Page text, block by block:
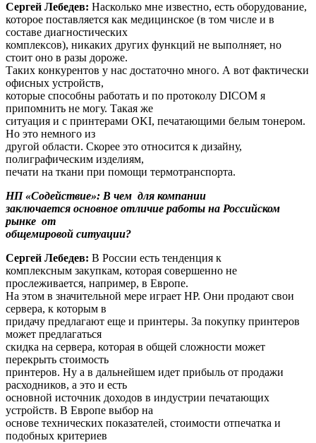
Сергей Лебедев: Насколько мне известно, есть оборудование,
которое поставляется как медицинское (в том числе и в
составе диагностических
комплексов), никаких других функций не выполняет, но
стоит оно в разы дороже.
Таких конкурентов у нас достаточно много. А вот фактически
офисных устройств,
которые способны работать и по протоколу DICOM я
припомнить не могу. Такая же
ситуация и с принтерами OKI, печатающими белым тонером.
Но это немного из
другой области. Скорее это относится к дизайну,
полиграфическим изделиям,
печати на ткани при помощи термотранспорта.
НП «Содействие»: В чем для компании
заключается основное отличие работы на Российском
рынке от
общемировой ситуации?
Сергей Лебедев: В России есть тенденция к
комплексным закупкам, которая совершенно не
прослеживается, например, в Европе.
На этом в значительной мере играет HP. Они продают свои
сервера, к которым в
придачу предлагают еще и принтеры. За покупку принтеров
может предлагаться
скидка на сервера, которая в общей сложности может
перекрыть стоимость
принтеров. Ну а в дальнейшем идет прибыль от продажи
расходников, а это и есть
основной источник доходов в индустрии печатающих
устройств. В Европе выбор на
основе технических показателей, стоимости отпечатка и
подобных критериев